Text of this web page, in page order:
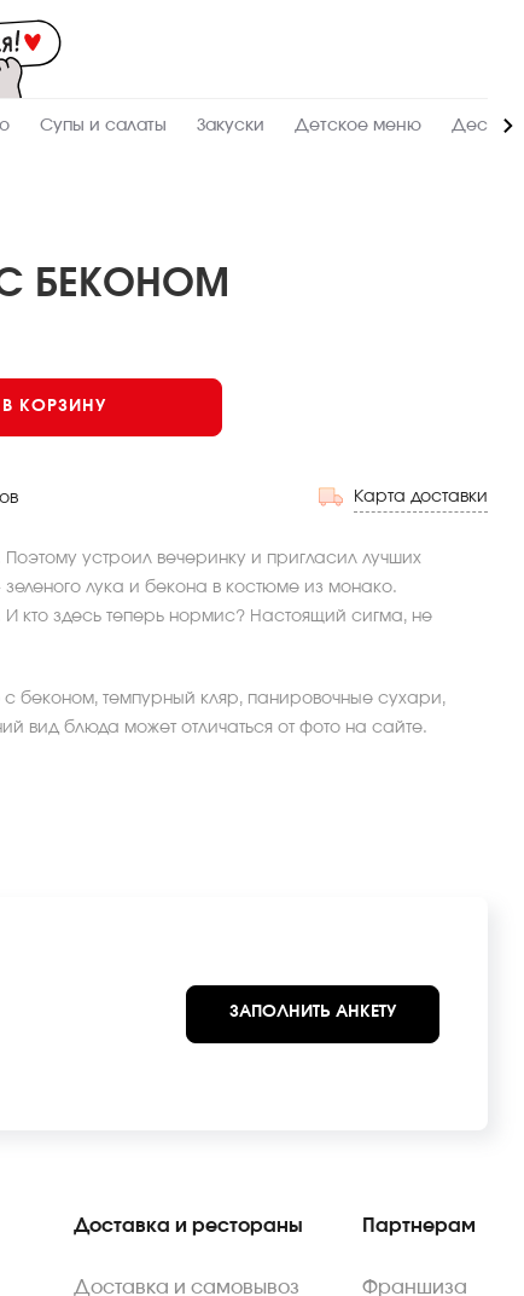
Супы и салаты Закуски Детское меню
БЕКОНОМ
В КОРЗИНУ
Карта доставки
устроил вечеринку и пригласил лучших
зеленого лука и бекона в костюме из монако.
кто здесь теперь нормис? Настоящий сигма, не
беконом, темпурный кляр, панировочные сухари,
вид блюда может отличаться от фото на сайте.
ЗАПОЛНИТЬ АНКЕТУ
Доставка и рестораны
Доставка и самовывоз
Партнерам
Франшиза